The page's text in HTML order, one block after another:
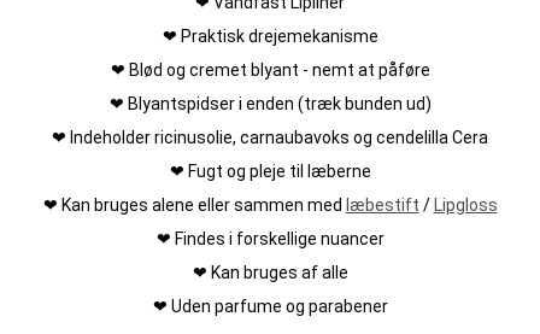
❤ Praktisk drejemekanisme
❤ Blød og cremet blyant - nemt at påføre
❤ Blyantspidser i enden (træk bunden ud)
❤ Indeholder ricinusolie, carnaubavoks og cendelilla Cera
❤ Fugt og pleje til læberne
❤ Kan bruges alene eller sammen med læbestift /Lipgloss
❤ Findes i forskellige nuancer
❤ Kan bruges af alle
❤ Uden parfume og parabener